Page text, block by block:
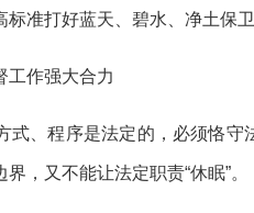
标准打好蓝天、碧水、净土保
工作强大合力
式、程序是法定的，必须恪
，又不能让法定职责“休眠”。